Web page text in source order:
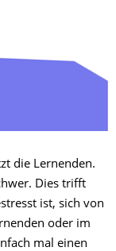
die Lernenden.
Dies trifft
ist, sich von
oder im
mal einen